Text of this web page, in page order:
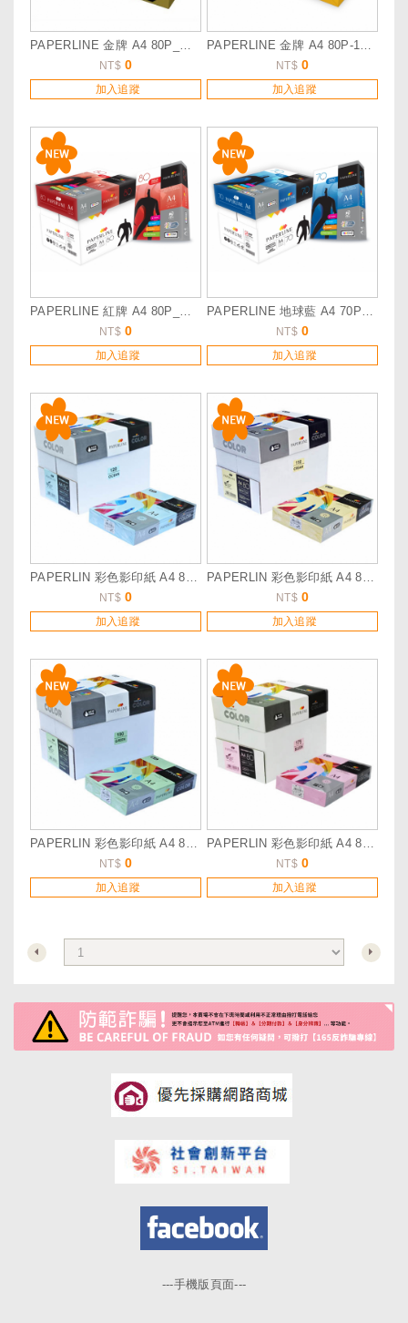
PAPERLINE 金牌 A4 80P_詢價服務
NT$ 0
加入追蹤
PAPERLINE 金牌 A4 80P-1_詢價服務
NT$ 0
加入追蹤
PAPERLINE 紅牌 A4 80P_詢價服務
NT$ 0
加入追蹤
PAPERLINE 地球藍 A4 70P_詢價服務
NT$ 0
加入追蹤
PAPERLIN 彩色影印紙 A4 80P 藍_詢價服務
NT$ 0
加入追蹤
PAPERLIN 彩色影印紙 A4 80P 黃_詢價服務
NT$ 0
加入追蹤
PAPERLIN 彩色影印紙 A4 80P 淺綠__詢價服務
NT$ 0
加入追蹤
PAPERLIN 彩色影印紙 A4 80P 淺粉_詢價服務
NT$ 0
加入追蹤
---手機版頁面---